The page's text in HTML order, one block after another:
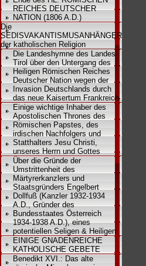
REICHES DEUTSCHER
NATION (1806 A.D.)
Die
SEDISVAKANTISMUSANHÄNGER
der katholischen Religion
Die Landeshymne des Landes
Tirol über den Untergang des
Heiligen Römischen Reiches
Deutscher Nation wegen der
Invasion Deutschlands durch
das neue Kaisertum Frankreich
Einige wichtige Inhaber des
Apostolischen Thrones des
Römischen Papstes, des
irdischen Nachfolgers und
Statthalters Jesu Christi,
unseres Herrn und Gottes
Über die Gründe der
Umstrittenheit des
Märtyrerkanzlers und
Staatsgründers Engelbert
Dollfuß (Kanzler 1932-1934
A.D., Gründer des
Bundesstaates Österreich
1934-1938 A.D.), eines
potentiellen Seligen & Heiligen
EINIGE GNADENREICHE
KATHOLISCHE GEBETE
Benedikt XVI.: Das alte